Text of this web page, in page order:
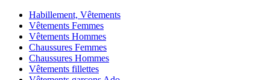
Habillement, Vêtements
Vêtements Femmes
Vêtements Hommes
Chaussures Femmes
Chaussures Hommes
Vêtements fillettes